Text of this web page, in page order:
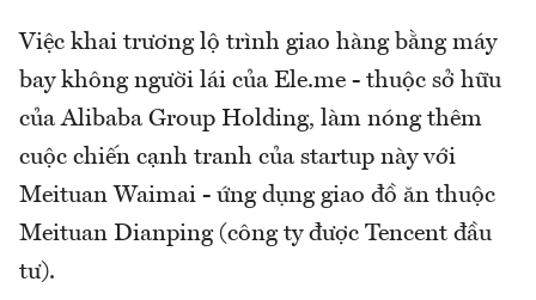
Việc khai trương lộ trình giao hàng bằng máy
bay không người lái của Ele.me - thuộc sở hữu
của Alibaba Group Holding, làm nóng thêm
cuộc chiến cạnh tranh của startup này với
Meituan Waimai - ứng dụng giao đồ ăn thuộc
Meituan Dianping (công ty được Tencent đầu
tư).